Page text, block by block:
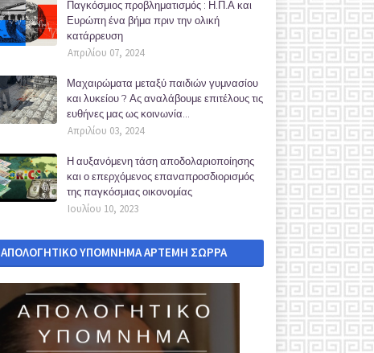
Παγκόσμιος προβληματισμός : Η.Π.Α και
Ευρώπη ένα βήμα πριν την ολική
κατάρρευση
Απριλίου 07, 2024
Μαχαιρώματα μεταξύ παιδιών γυμνασίου
και λυκείου ? Ας αναλάβουμε επιτέλους τις
ευθήνες μας ως κοινωνία...
Απριλίου 03, 2024
Η αυξανόμενη τάση αποδολαριοποίησης
και ο επερχόμενος επαναπροσδιορισμός
της παγκόσμιας οικονομίας
Ιουλίου 10, 2023
ΑΠΟΛΟΓΗΤΙΚΟ ΥΠΟΜΝΗΜΑ ΑΡΤΕΜΗ ΣΩΡΡΑ